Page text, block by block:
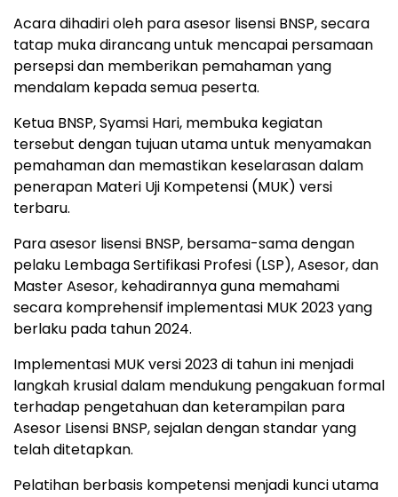
Acara dihadiri oleh para asesor lisensi BNSP, secara
tatap muka dirancang untuk mencapai persamaan
persepsi dan memberikan pemahaman yang
mendalam kepada semua peserta.
Ketua BNSP, Syamsi Hari, membuka kegiatan
tersebut dengan tujuan utama untuk menyamakan
pemahaman dan memastikan keselarasan dalam
penerapan Materi Uji Kompetensi (MUK) versi
terbaru.
Para asesor lisensi BNSP, bersama-sama dengan
pelaku Lembaga Sertifikasi Profesi (LSP), Asesor, dan
Master Asesor, kehadirannya guna memahami
secara komprehensif implementasi MUK 2023 yang
berlaku pada tahun 2024.
Implementasi MUK versi 2023 di tahun ini menjadi
langkah krusial dalam mendukung pengakuan formal
terhadap pengetahuan dan keterampilan para
Asesor Lisensi BNSP, sejalan dengan standar yang
telah ditetapkan.
Pelatihan berbasis kompetensi menjadi kunci utama